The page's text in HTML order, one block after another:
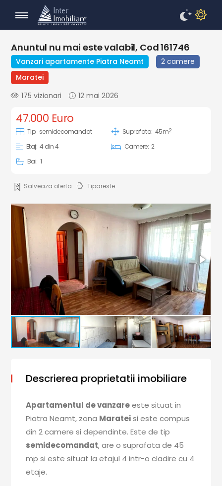
Anuntul nu mai este valabil, Cod 161746
Vanzari apartamente Piatra Neamt
2 camere
Maratei
175 vizionari
12 mai 2026
47.000 Euro
Tip: semidecomandat Suprafata: 45m2
Etaj: 4 din 4 Camere: 2
Bai: 1
Salveaza oferta Tipareste
Descrierea proprietatii imobiliare
Apartamentul de vanzareeste situat in
Piatra Neamt, zona Marateisi este compus
din 2 camere si dependinte. Este de tip
semidecomandat, are o suprafata de 45
mp si este situat la etajul 4 intr-o cladire cu 4
etaje.